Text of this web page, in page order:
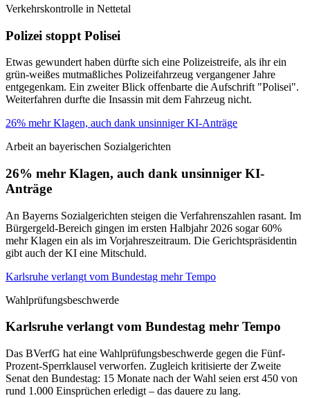
Verkehrskontrolle in Nettetal
Polizei stoppt Polisei
Etwas gewundert haben dürfte sich eine Polizeistreife, als ihr ein
grün-weißes mutmaßliches Polizeifahrzeug vergangener Jahre
entgegenkam. Ein zweiter Blick offenbarte die Aufschrift "Polisei".
Weiterfahren durfte die Insassin mit dem Fahrzeug nicht.
26% mehr Klagen, auch dank unsinniger KI-Anträge
Arbeit an bayerischen Sozialgerichten
26% mehr Klagen, auch dank unsinniger KI-
Anträge
An Bayerns Sozialgerichten steigen die Verfahrenszahlen rasant. Im
Bürgergeld-Bereich gingen im ersten Halbjahr 2026 sogar 60%
mehr Klagen ein als im Vorjahreszeitraum. Die Gerichtspräsidentin
gibt auch der KI eine Mitschuld.
Karlsruhe verlangt vom Bundestag mehr Tempo
Wahlprüfungsbeschwerde
Karlsruhe verlangt vom Bundestag mehr Tempo
Das BVerfG hat eine Wahlprüfungsbeschwerde gegen die Fünf-
Prozent-Sperrklausel verworfen. Zugleich kritisierte der Zweite
Senat den Bundestag: 15 Monate nach der Wahl seien erst 450 von
rund 1.000 Einsprüchen erledigt – das dauere zu lang.